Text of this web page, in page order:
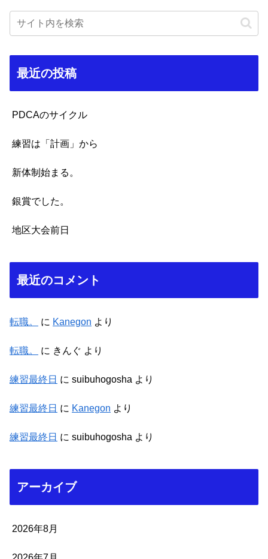
最近の投稿
PDCAのサイクル
練習は「計画」から
新体制始まる。
銀賞でした。
地区大会前日
最近のコメント
転職。 に Kanegon より
転職。 に きんぐ より
練習最終日 に suibuhogosha より
練習最終日 に Kanegon より
練習最終日 に suibuhogosha より
アーカイブ
2026年8月